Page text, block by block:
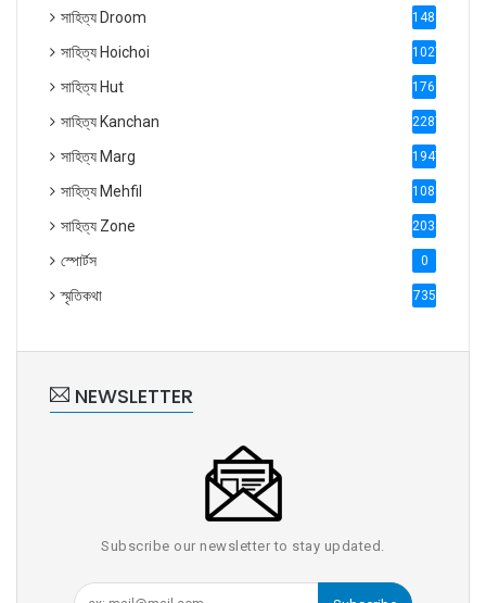
সাহিত্য Droom 1488
সাহিত্য Hoichoi 1027
সাহিত্য Hut 1769
সাহিত্য Kanchan 2287
সাহিত্য Marg 1947
সাহিত্য Mehfil 1088
সাহিত্য Zone 2035
স্পোর্টস 0
স্মৃতিকথা 735
NEWSLETTER
Subscribe our newsletter to stay updated.